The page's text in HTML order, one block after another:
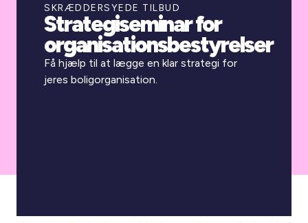
Kurser og arrangementer
Jobportalen
SKRÆDDERSYEDE TILBUD
Strategiseminar for
organisationsbestyrelser
Få hjælp til at lægge en klar strategi for
jeres boligorganisation.